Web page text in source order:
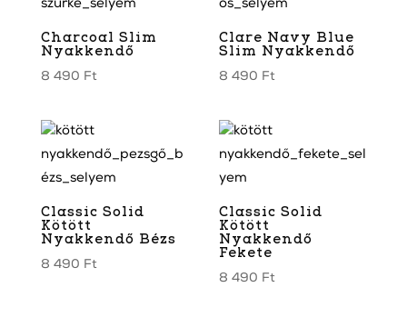
Charcoal Slim
Nyakkendő
8 490 Ft
Clare Navy Blue
Slim Nyakkendő
8 490 Ft
Classic Solid
Kötött
Nyakkendő Bézs
8 490 Ft
Classic Solid
Kötött
Nyakkendő
Fekete
8 490 Ft